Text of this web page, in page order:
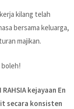
kilang telah
bersama keluarga,
majikan.
boleh!
kejayaan En
secara konsisten